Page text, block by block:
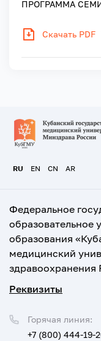
ПРОГРАММА
Скачать PDF
RU EN CN AR
Федеральное
образовательное
образования
медицинский
Реквизиты
Горячая линия:
+7 (800) 444-19-